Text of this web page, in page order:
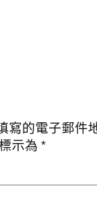
寫的電子郵件
示為*